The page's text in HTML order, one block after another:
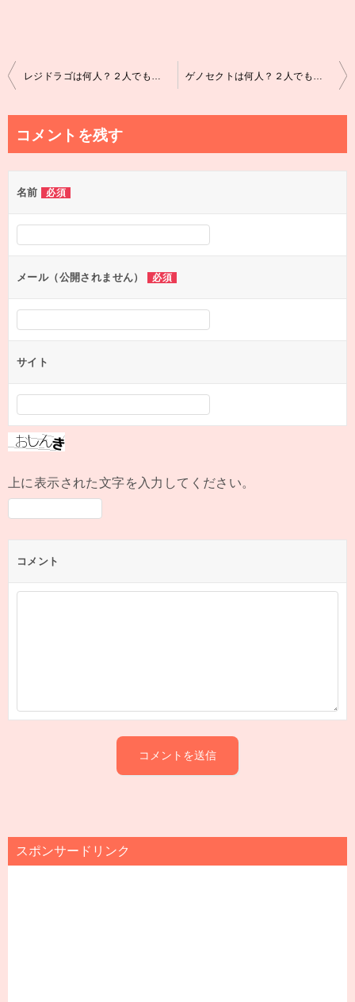
投
ビ
ー
シ
ョ
ン
レジドラゴは何人？２人でも倒せる？弱点とレイド対策 ゲノセクトは何人？２人でも倒せる？弱点とレイド対策
コメントを残す
名前 必須
メール（公開されません） 必須
サイト
上に表示された文字を入力してください。
コメント
スポンサードリンク